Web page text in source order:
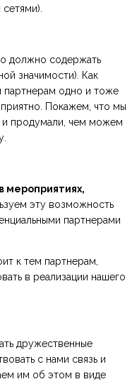
сетями).
должно содержать
значимости). Как
партнерам одно и тоже
Покажем, что мы
и продумали, чем можем
мероприятиях,
эту возможность
партнерами
к тем партнерам,
в реализации нашего
дружественные
с нами связь и
им об этом в виде